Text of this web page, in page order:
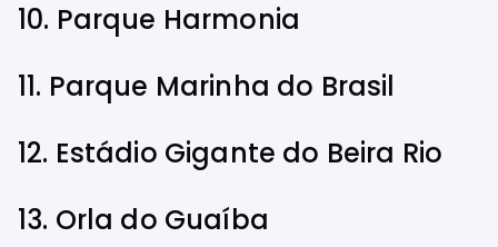
10. Parque Harmonia
11. Parque Marinha do Brasil
12. Estádio Gigante do Beira Rio
13. Orla do Guaíba